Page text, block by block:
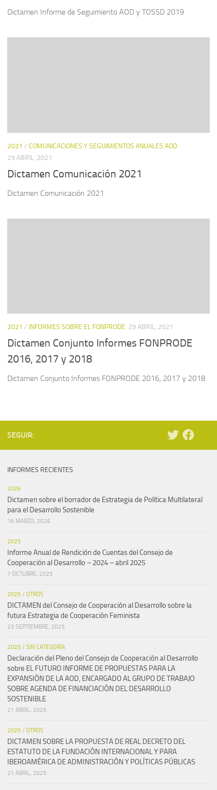
Dictamen Informe de Seguimiento AOD y TOSSD 2019
2021 / COMUNICACIONES Y SEGUIMIENTOS ANUALES AOD
29 ABRIL, 2021
Dictamen Comunicación 2021
Dictamen Comunicación 2021
2021 / INFORMES SOBRE EL FONPRODE 29 ABRIL, 2021
Dictamen Conjunto Informes FONPRODE
2016, 2017 y 2018
Dictamen Conjunto Informes FONPRODE 2016, 2017 y 2018
SEGUIR:
INFORMES RECIENTES
2026
Dictamen sobre el borrador de Estrategia de Política Multilateral
para el Desarrollo Sostenible
16 MARZO, 2026
2025
Informe Anual de Rendición de Cuentas del Consejo de
Cooperación al Desarrollo – 2024 – abril 2025
7 OCTUBRE, 2025
2025 / OTROS
DICTAMEN del Consejo de Cooperación al Desarrollo sobre la
futura Estrategia de Cooperación Feminista
23 SEPTIEMBRE, 2025
2025 / SIN CATEGORÍA
Declaración del Pleno del Consejo de Cooperación al Desarrollo
sobre EL FUTURO INFORME DE PROPUESTAS PARA LA
EXPANSIÓN DE LA AOD, ENCARGADO AL GRUPO DE TRABAJO
SOBRE AGENDA DE FINANCIACIÓN DEL DESARROLLO
SOSTENIBLE
21 ABRIL, 2025
2025 / OTROS
DICTAMEN SOBRE LA PROPUESTA DE REAL DECRETO DEL
ESTATUTO DE LA FUNDACIÓN INTERNACIONAL Y PARA
IBEROAMÉRICA DE ADMINISTRACIÓN Y POLÍTICAS PÚBLICAS
21 ABRIL, 2025